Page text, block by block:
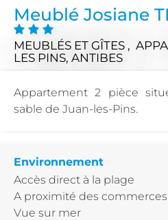
Meublé Josiane
MEUBLÉS ET GÎTES ,
LES PINS, ANTIBES
Appartement 2 pièce
sable de Juan-les-Pins.
Environnement
Accès direct à la plage
A proximité des commerces
Vue sur mer